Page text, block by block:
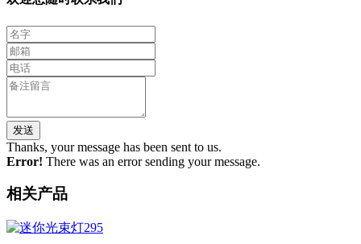
Thanks, your message has been sent to us.
Error! There was an error sending your message.
相关产品